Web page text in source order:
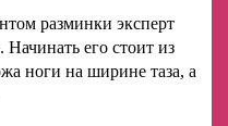
разминки эксперт
его стоит из
ноги на ширине таза, а